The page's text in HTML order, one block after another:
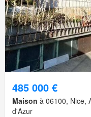
485 000 €
Maison à 06100, Nice,
d'Azur